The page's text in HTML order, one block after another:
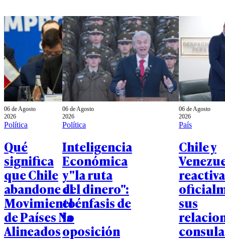
06 de Agosto
2026
Política
Qué
significa
que Chile
abandone el
Movimiento
de Países No
Alineados
06 de Agosto
2026
Política
Inteligencia
Económica
y "la ruta
del dinero":
el énfasis de
la
oposición
06 de Agosto
2026
País
Chile y
sus